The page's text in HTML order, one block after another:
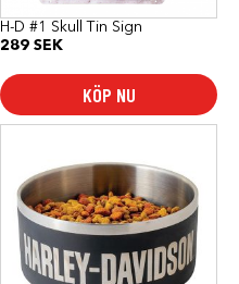
H-D #1 Skull Tin Sign
289 SEK
KÖP NU